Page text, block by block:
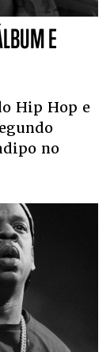
E
Hip Hop e
no